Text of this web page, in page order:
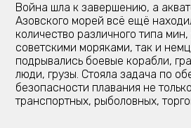
Война шла к завершению, а
Азовского морей всё ещё
количество различного типа
советскими моряками, так и
подрывались боевые корабли,
люди, грузы. Стояла задача по
безопасности плавания не
транспортных, рыболовных,